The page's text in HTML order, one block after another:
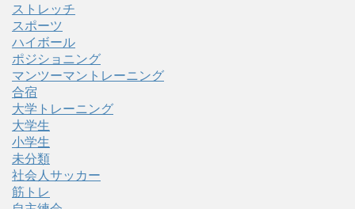
ストレッチ
スポーツ
ハイボール
ポジショニング
マンツーマントレーニング
合宿
大学トレーニング
大学生
小学生
未分類
社会人サッカー
筋トレ